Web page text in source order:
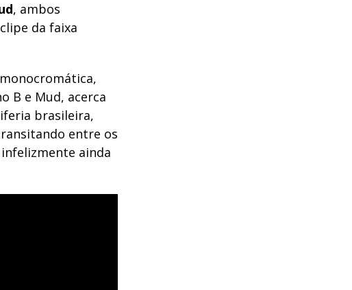
, ambos
da faixa
B e Mud, acerca
brasileira,
entre os
ainda